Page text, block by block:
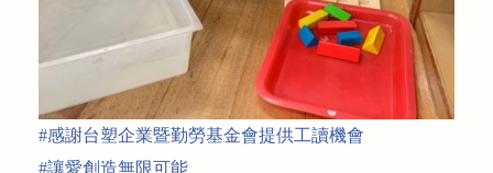
#感謝台塑企業暨勤勞基金會提供工讀機會
#讓愛創造無限可能